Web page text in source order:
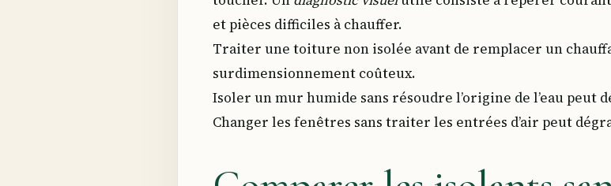
et pièces difficiles à chauffer.
Traiter une toiture non isolée avant de remplacer un
surdimensionnement coûteux.
Isoler un mur humide sans résoudre l’origine de l’eau peut
Changer les fenêtres sans traiter les entrées d’air peut